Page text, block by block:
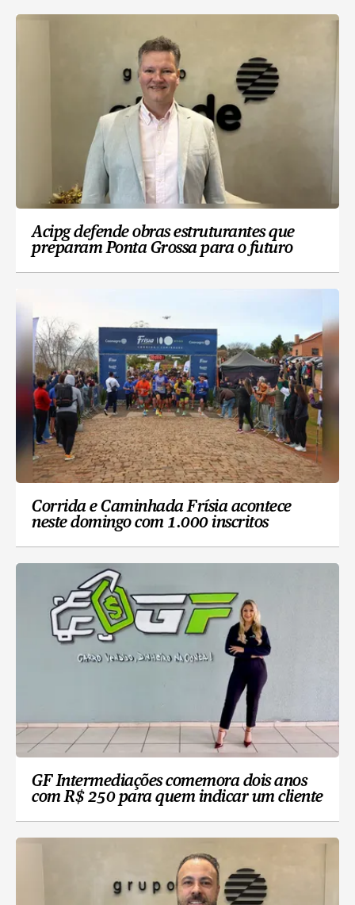
Acipg defende obras estruturantes que
preparam Ponta Grossa para o futuro
Corrida e Caminhada Frísia acontece
neste domingo com 1.000 inscritos
GF Intermediações comemora dois anos
com R$ 250 para quem indicar um cliente